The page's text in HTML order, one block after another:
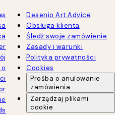
Desenio Art Advice
Obsługa klienta
Śledź swoje zamówienie
Zasady i warunki
Polityka prywatności
Cookies
Prośba o anulowanie
zamówienia
Zarządzaj plikami
cookie